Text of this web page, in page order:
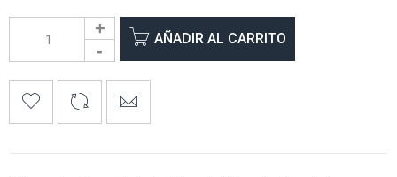
AÑADIR AL CARRITO